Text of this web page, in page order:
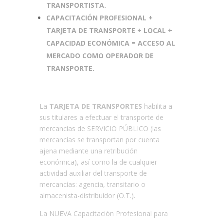
TRANSPORTISTA.
CAPACITACIÓN PROFESIONAL +
TARJETA DE TRANSPORTE + LOCAL +
CAPACIDAD ECONÓMICA = ACCESO AL
MERCADO COMO OPERADOR DE
TRANSPORTE.
La TARJETA DE TRANSPORTES habilita a
sus titulares a efectuar el transporte de
mercancías de SERVICIO PÚBLICO (las
mercancías se transportan por cuenta
ajena mediante una retribución
económica), así como la de cualquier
actividad auxiliar del transporte de
mercancías: agencia, transitario o
almacenista-distribuidor (O.T.).
La NUEVA Capacitación Profesional para